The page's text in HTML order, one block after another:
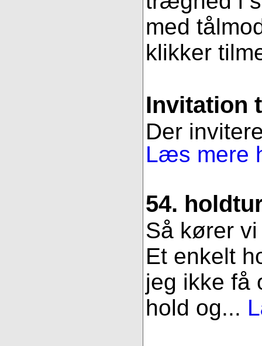
med
klikker
Invitation
Der
Læs mere
54.
Så kører
Et enkelt
jeg ikke få
hold og...